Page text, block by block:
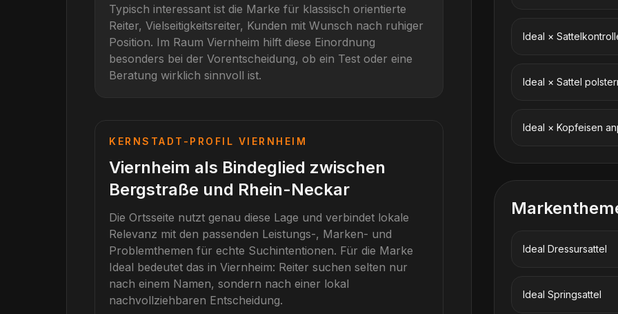
Typisch interessant ist die Marke für klassisch orientierte
Reiter, Vielseitigkeitsreiter, Kunden mit Wunsch nach ruhiger
Position. Im Raum Viernheim hilft diese Einordnung
besonders bei der Vorentscheidung, ob ein Test oder eine
Beratung wirklich sinnvoll ist.
KERNSTADT-PROFIL VIERNHEIM
Viernheim als Bindeglied zwischen
Bergstraße und Rhein-Neckar
Die Ortsseite nutzt genau diese Lage und verbindet lokale
Relevanz mit den passenden Leistungs-, Marken- und
Problemthemen für echte Suchintentionen. Für die Marke
Ideal bedeutet das in Viernheim: Reiter suchen selten nur
nach einem Namen, sondern nach einer lokal
nachvollziehbaren Entscheidung.
Ideal ×
Ideal × Sattel
Ideal × Kopfeisen
Ideal Dressursattel
Ideal Springsattel